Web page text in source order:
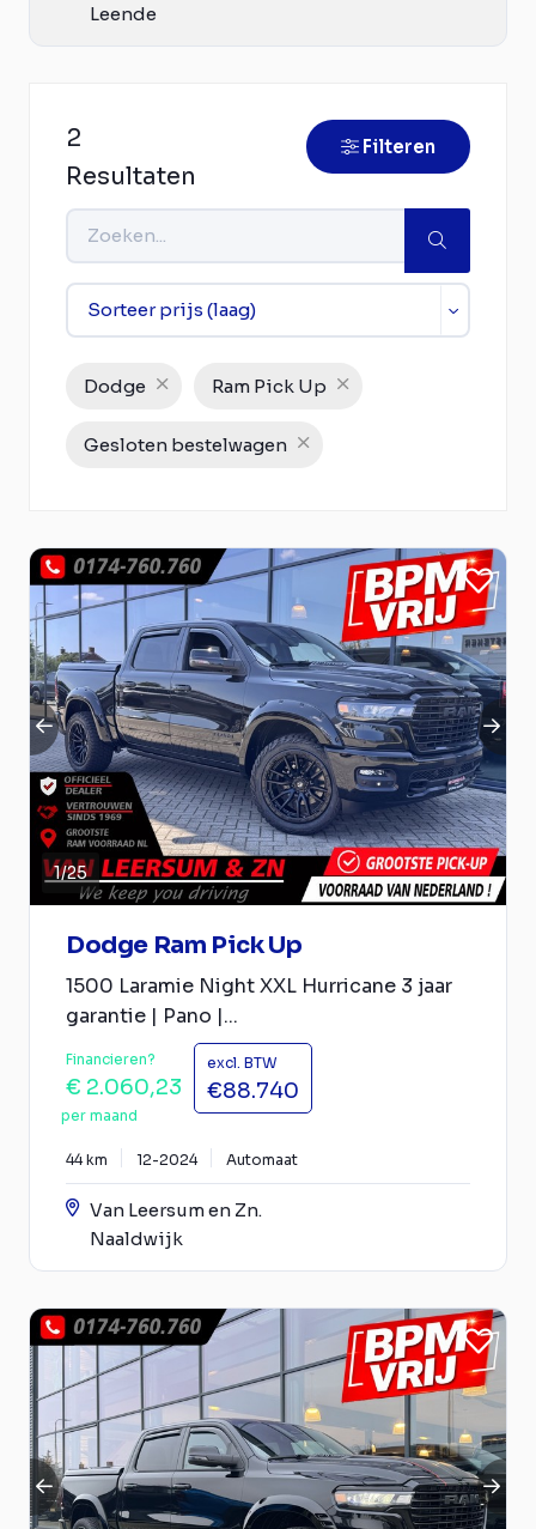
Leende
2
Resultaten
Filteren
Dodge Ram Pick Up
Gesloten bestelwagen
1/25
Dodge Ram Pick Up
1500 Laramie Night XXL Hurricane 3 jaar
garantie | Pano |...
Financieren?
€ 2.060,23
per maand
excl. BTW
€88.740
44 km 12-2024 Automaat
Van Leersum en Zn.
Naaldwijk